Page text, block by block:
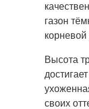
газон
корневой
Высота
своих